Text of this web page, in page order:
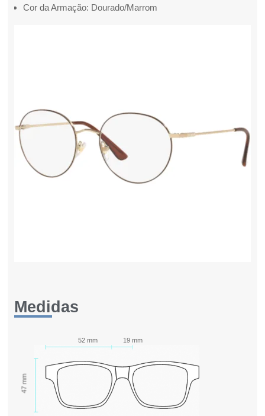
Cor da Armação: Dourado/Marrom
Medidas
52 mm 19 mm
47 mm